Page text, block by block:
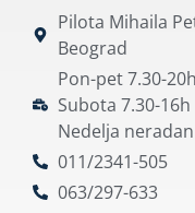
Pilota Mihaila
Beograd
Pon-pet 7.30-20h
Subota 7.30-16h
Nedelja
011/2341-505
063/297-633